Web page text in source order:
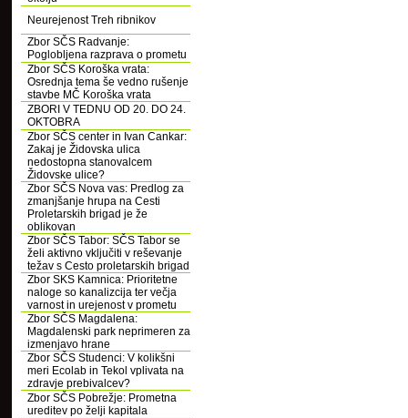
Neurejenost Treh ribnikov
Zbor SČS Radvanje:
Poglobljena razprava o prometu
Zbor SČS Koroška vrata:
Osrednja tema še vedno rušenje
stavbe MČ Koroška vrata
ZBORI V TEDNU OD 20. DO 24.
OKTOBRA
Zbor SČS center in Ivan Cankar:
Zakaj je Židovska ulica
nedostopna stanovalcem
Židovske ulice?
Zbor SČS Nova vas: Predlog za
zmanjšanje hrupa na Cesti
Proletarskih brigad je že
oblikovan
Zbor SČS Tabor: SČS Tabor se
želi aktivno vključiti v reševanje
težav s Cesto proletarskih brigad
Zbor SKS Kamnica: Prioritetne
naloge so kanalizcija ter večja
varnost in urejenost v prometu
Zbor SČS Magdalena:
Magdalenski park neprimeren za
izmenjavo hrane
Zbor SČS Studenci: V kolikšni
meri Ecolab in Tekol vplivata na
zdravje prebivalcev?
Zbor SČS Pobrežje: Prometna
ureditev po želji kapitala